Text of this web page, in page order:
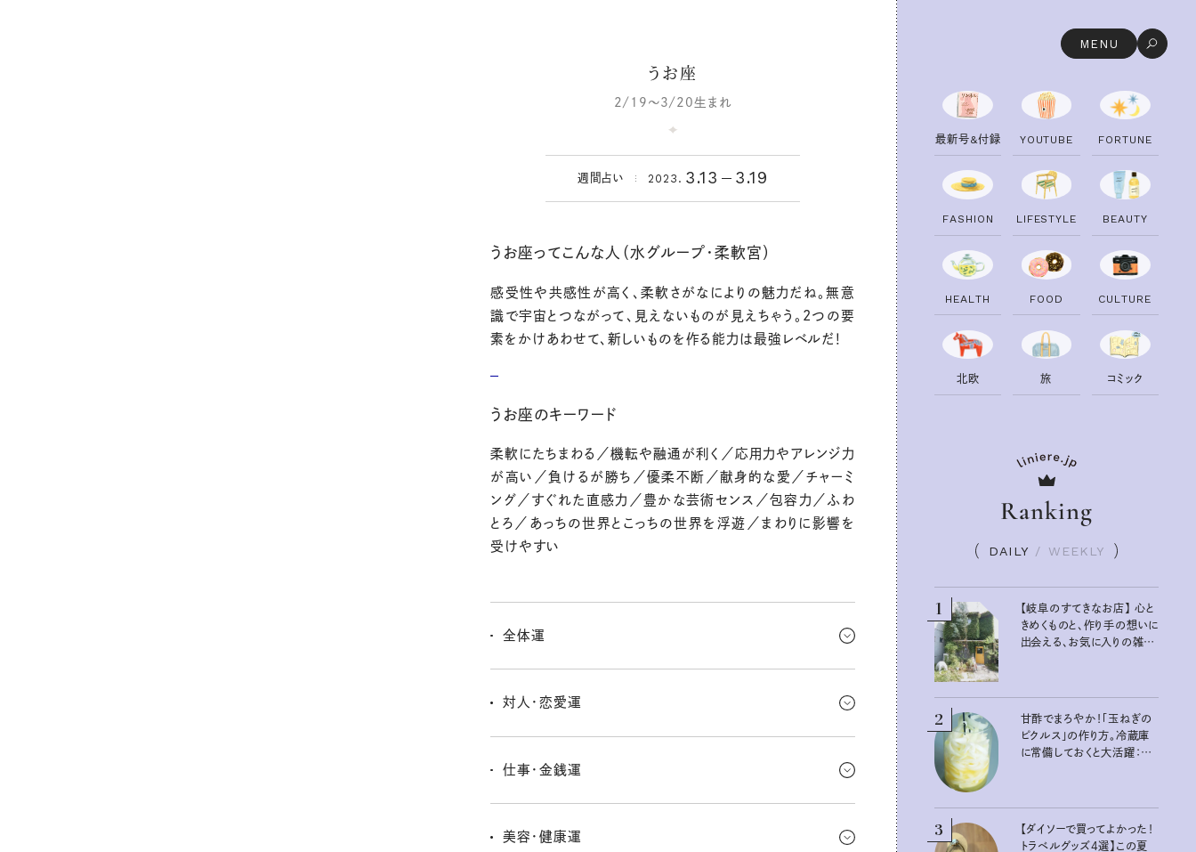
MENU
うお座
2/19～3/20生まれ
週間占い 2023. 3.13 3.19
うお座ってこんな人（水グループ・柔軟宮）
感受性や共感性が高く、柔軟さがなによりの魅力だね。無意
識で宇宙とつながって、見えないものが見えちゃう。2つの要
素をかけあわせて、新しいものを作る能力は最強レベルだ！
うお座のキーワード
柔軟にたちまわる／機転や融通が利く／応用力やアレンジ力
が高い／負けるが勝ち／優柔不断／献身的な愛／チャーミ
ング／すぐれた直感力／豊かな芸術センス／包容力／ふわ
とろ／あっちの世界とこっちの世界を浮遊／まわりに影響を
受けやすい
全体運
ずにしぶとくいこうー！ 今週は心を落ち着けて、体力温存を。
対人・恋愛運
そのうち新しい人脈が広がるから、それまで自然体でいればOKだ
仕事・金銭運
いた人は、豊かさに顔がほころびそう！
美容・健康運
最新号&付録 YO UTU B E FO RTU N E
FAS H I O N LI FESTYLE B EAUTY
H EALTH FO O D CU LTU RE
北欧 旅 コ ミ ック
Ranking
DAILY / WEEKLY
1
【岐阜のすてきなお店】 心と
きめくものと、作り手の想いに
出会える、お気に入りの雑貨
2
甘酢でまろやか！「玉ねぎの
ピクルス」の作り方。冷蔵庫
に常備しておくと大活躍：真
3
【ダイソーで買ってよかった！
トラベルグッズ4選】この夏